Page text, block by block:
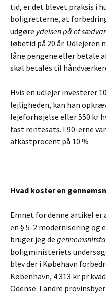
tid, er det blevet praksis i
boligretterne, at
udgøre ydelsen på et
løbetid på 20 år. Udlejeren
låne pengene eller betale
skal betales til
Hvis en udlejer investerer
lejligheden, kan han
lejeforhøjelse eller 550 kr
fast rentesats. I 90-erne
afkastprocent på 10 %
Hvad koster en
Emnet for denne artikel
en § 5-2 modernisering og
bruger jeg de
boligministeriets
blev der i Købehavn
København, 4.313 kr pr
Odense. I andre